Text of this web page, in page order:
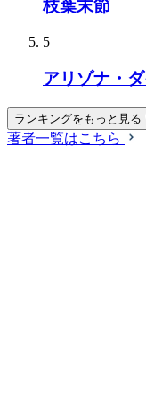
枝葉末節
5
アリゾナ・
ランキングをもっと見る
著者一覧はこちら